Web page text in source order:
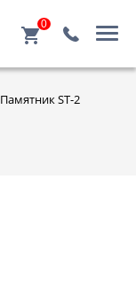
0
Памятник ST-2